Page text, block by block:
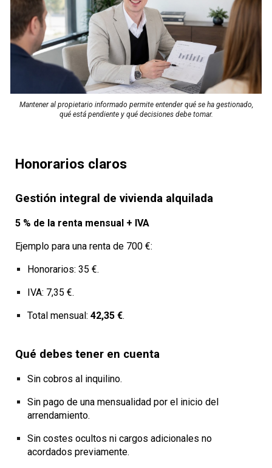
Mantener al propietario informado permite entender qué se ha gestionado,
qué está pendiente y qué decisiones debe tomar.
Honorarios claros
Gestión integral de vivienda alquilada
5 % de la renta mensual + IVA
Ejemplo para una renta de 700 €:
Honorarios: 35 €.
IVA: 7,35 €.
Total mensual:42,35 €.
Qué debes tener en cuenta
Sin cobros al inquilino.
Sin pago de una mensualidad por el inicio del
arrendamiento.
Sin costes ocultos ni cargos adicionales no
acordados previamente.